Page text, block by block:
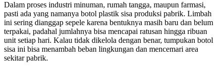
Dalam proses industri minuman, rumah tangga, maupun farmasi,
pasti ada yang namanya botol plastik sisa produksi pabrik. Limbah
ini sering dianggap sepele karena bentuknya masih baru dan belum
terpakai, padahal jumlahnya bisa mencapai ratusan hingga ribuan
unit setiap hari. Kalau tidak dikelola dengan benar, tumpukan botol
sisa ini bisa menambah beban lingkungan dan mencemari area
sekitar pabrik.